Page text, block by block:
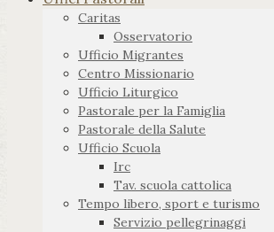
Caritas
Osservatorio
Ufficio Migrantes
Centro Missionario
Ufficio Liturgico
Pastorale per la Famiglia
Pastorale della Salute
Ufficio Scuola
Irc
Tav. scuola cattolica
Tempo libero, sport e turismo
Servizio pellegrinaggi